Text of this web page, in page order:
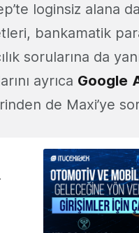
loginsiz alana
bankamatik
sorularına da
ayrıca Google
de Maxi’ye